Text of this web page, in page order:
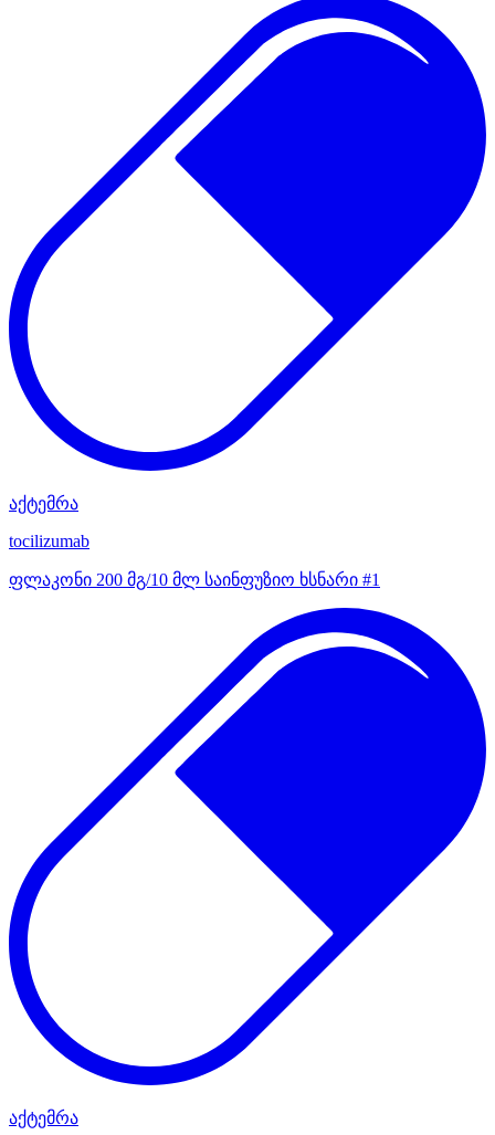
აქტემრა
tocilizumab
ფლაკონი 200 მგ/10 მლ საინფუზიო ხსნარი #1
აქტემრა